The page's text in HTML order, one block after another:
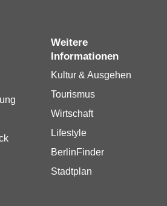
Weitere
Informationen
Kultur & Ausgehen
Tourismus
Wirtschaft
Lifestyle
BerlinFinder
Stadtplan